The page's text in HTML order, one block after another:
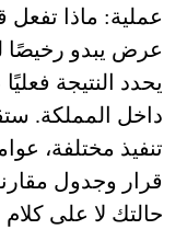
عملية: ماذا
عرض يبدو رخيصًا
يحدد النتيجة
داخل المملكة.
تنفيذ مختلفة،
قرار وجدول
حالتك لا على